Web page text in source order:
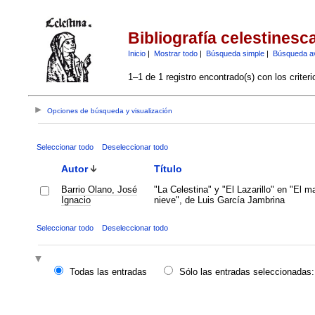
Bibliografía
Inicio| Mostrar todo| Búsqueda simple| Búsqueda
1–1 de 1 registro encontrado(s) con los
Opciones de búsqueda y visualización
Seleccionar todo Deseleccionar todo
Autor Título
Barrio Olano, José
Ignacio
"La Celestina" y "El Lazarillo" en "El
nieve", de Luis García Jambrina
Seleccionar todo Deseleccionar todo
Todas las entradas
Sólo las entradas seleccionadas: